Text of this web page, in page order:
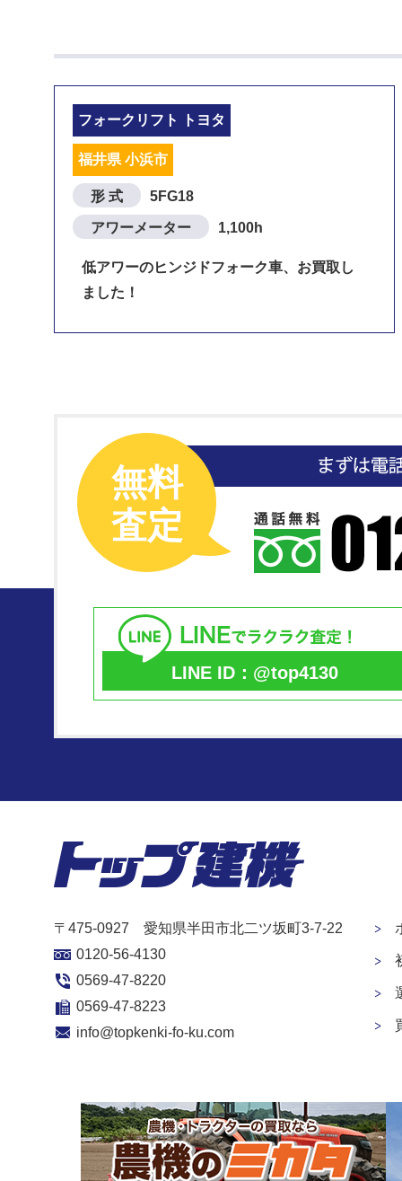
フォークリフト トヨタ
福井県 小浜市
形 式 5FG18
アワーメーター 1,100h
低アワーのヒンジドフォーク車、お買取し
ました！
無料
査定
LINE ID：@top4130
〒475-0927 愛知県半田市北二ツ坂町3-7-22
0120-56-4130
0569-47-8220
0569-47-8223
info@topkenki-fo-ku.com